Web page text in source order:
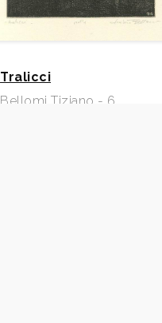
Tralicci
Bellomi Tiziano - 6